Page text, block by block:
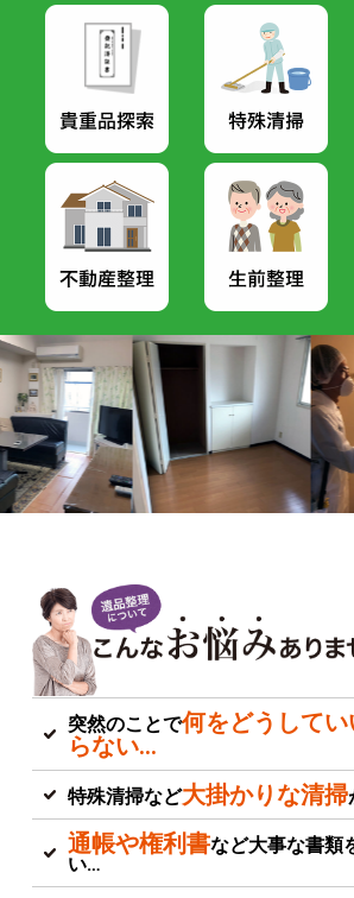
突然のことで何をどうして
らない…
特殊清掃など大掛かりな清掃
通帳や権利書など大事な書類
い…